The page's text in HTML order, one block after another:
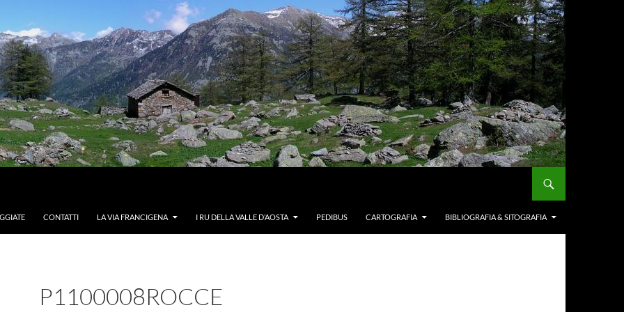
CONTATTI LA VIA FRANCIGENA I RU DELLA VALLE D’AOSTA PEDIBUS CARTOGRAFIA BIBLIOGRAFIA & SITOGRAFIA
P1100008ROCCE